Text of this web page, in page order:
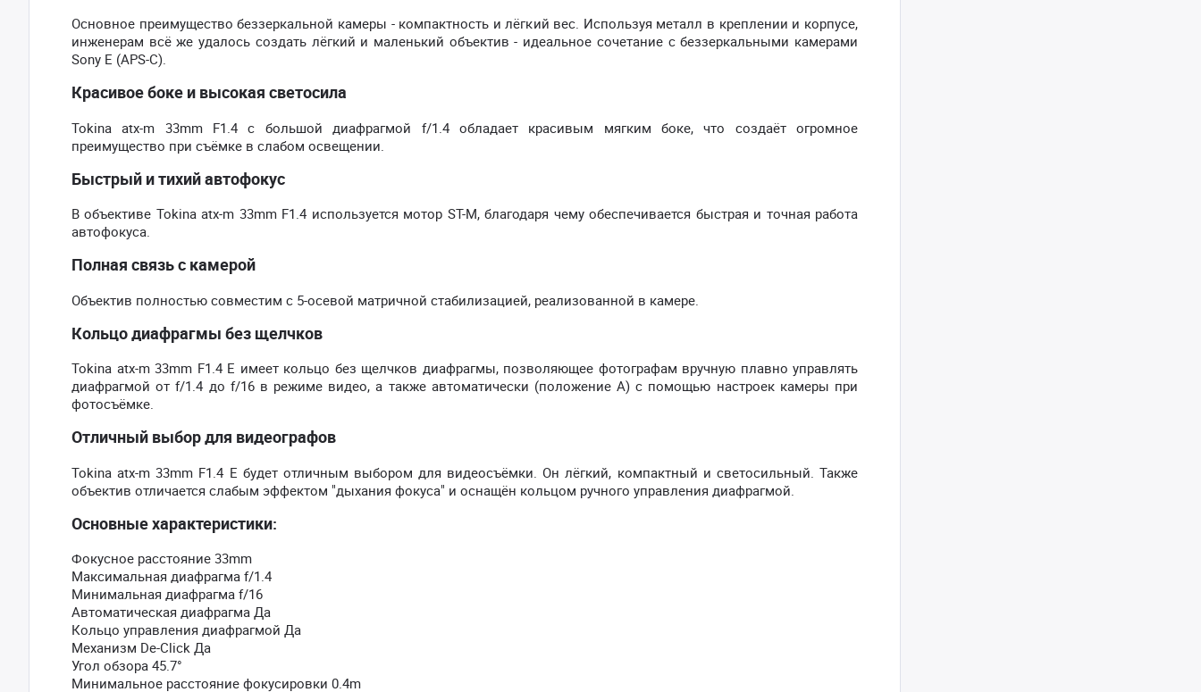
Основное преимущество беззеркальной камеры - компактность и лёгкий вес. Используя металл в креплении и корпусе,
инженерам всё же удалось создать лёгкий и маленький объектив - идеальное сочетание с беззеркальными камерами
Sony E (APS-C).
Красивое боке и высокая светосила
Tokina atx-m 33mm F1.4 с большой диафрагмой f/1.4 обладает красивым мягким боке, что создаёт огромное
преимущество при съёмке в слабом освещении.
Быстрый и тихий автофокус
В объективе Tokina atx-m 33mm F1.4 используется мотор ST-M, благодаря чему обеспечивается быстрая и точная работа
автофокуса.
Полная связь с камерой
Объектив полностью совместим с 5-осевой матричной стабилизацией, реализованной в камере.
Кольцо диафрагмы без щелчков
Tokina atx-m 33mm F1.4 E имеет кольцо без щелчков диафрагмы, позволяющее фотографам вручную плавно управлять
диафрагмой от f/1.4 до f/16 в режиме видео, а также автоматически (положение A) с помощью настроек камеры при
фотосъёмке.
Отличный выбор для видеографов
Tokina atx-m 33mm F1.4 E будет отличным выбором для видеосъёмки. Он лёгкий, компактный и светосильный. Также
объектив отличается слабым эффектом "дыхания фокуса" и оснащён кольцом ручного управления диафрагмой.
Основные характеристики:
Фокусное расстояние 33mm
Максимальная диафрагма f/1.4
Минимальная диафрагма f/16
Автоматическая диафрагма Да
Кольцо управления диафрагмой Да
Механизм De-Click Да
Угол обзора 45.7°
Минимальное расстояние фокусировки 0.4m